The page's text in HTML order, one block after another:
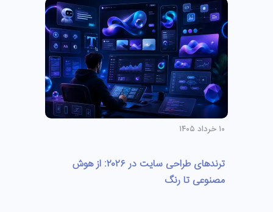
۱۰ خرداد ۱۴۰۵
ترندهای طراحی سایت در ۲۰۲۶: از هوش
مصنوعی تا رنگ